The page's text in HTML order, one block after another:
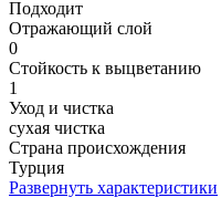
Подходит
Отражающий слой
0
Стойкость к выцветанию
1
Уход и чистка
сухая чистка
Страна происхождения
Турция
Развернуть характеристики